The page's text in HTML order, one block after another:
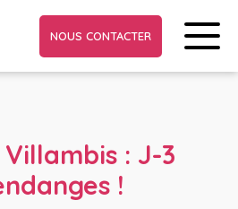
NOUS CONTACTER
: J-3
!